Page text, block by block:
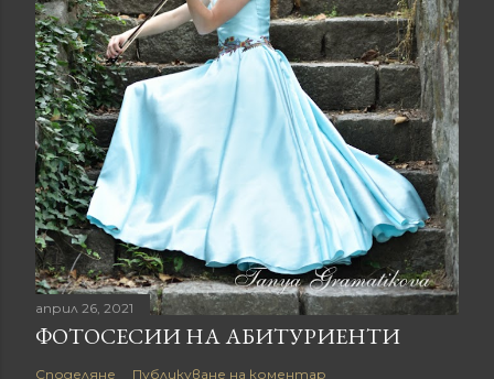
април 26, 2021
ФОТОСЕСИИ НА АБИТУРИЕНТИ
Споделяне Публикуване на коментар